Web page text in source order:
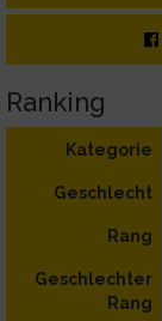
Ranking
Kategorie
Geschlecht
Rang
Geschlechter
Rang